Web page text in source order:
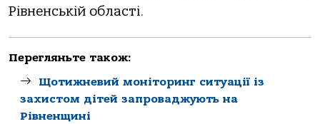
Рівненській області.
Перегляньте також:
Щотижневий моніторинг ситуації із
захистом дітей запроваджують на
Рівненщині